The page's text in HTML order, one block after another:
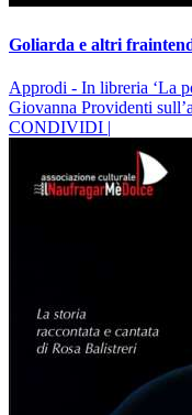
Goliarda e altri
Approdi - In libreria ‘La
Giovanna Providenti
CONDIVIDI |